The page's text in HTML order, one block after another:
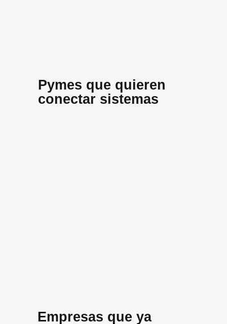
Pymes que quieren
conectar sistemas
Empresas que ya